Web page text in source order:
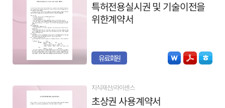
특허전용실시권 및 기술이전을
위한계약서
유료회원
지식재산/라이센스
초상권 사용계약서